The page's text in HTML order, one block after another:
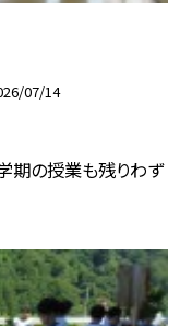
07/14
期の授業も残りわず